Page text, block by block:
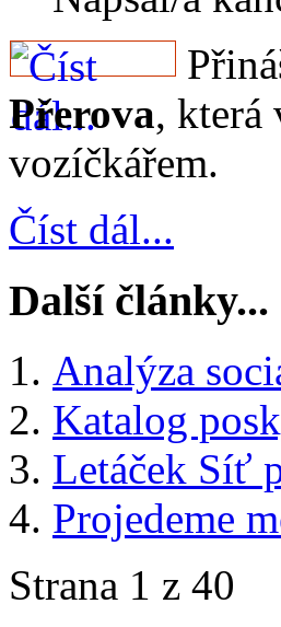
Přerova, která
vozíčkářem.
Číst dál...
Další články...
Analýza
Katalog
Letáček Síť
Projedeme
Strana 1 z 40